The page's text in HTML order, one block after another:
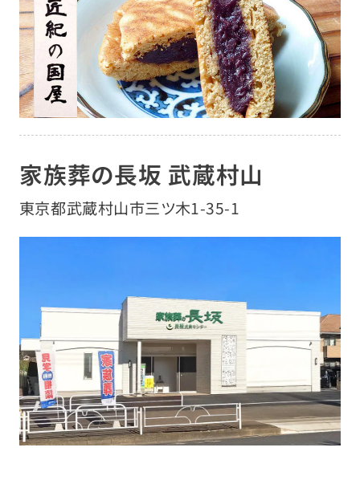
家族葬の長坂 武蔵村山
東京都武蔵村山市三ツ木1-35-1